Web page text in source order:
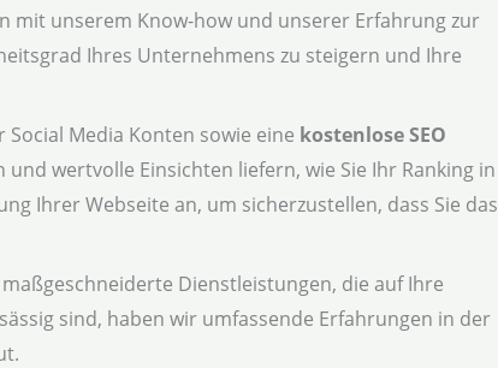
mit unserem Know-how und unserer Erfahrung zur
Ihres Unternehmens zu steigern und Ihre
Media Konten sowie eine kostenlose SEO
wertvolle Einsichten liefern, wie Sie Ihr Ranking in
Ihrer Webseite an, um sicherzustellen, dass Sie das
Dienstleistungen, die auf Ihre
sind, haben wir umfassende Erfahrungen in der